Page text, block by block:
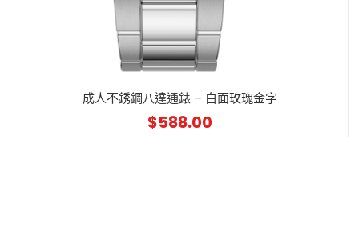
成人不銹鋼八達通錶 – 白面玫瑰金字
$588.00